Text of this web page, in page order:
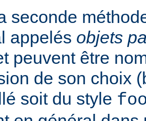
seconde
appelés objets
peuvent être
de son choix
soit du style